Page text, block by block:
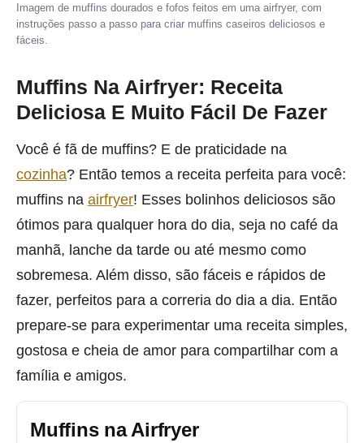
Imagem de muffins dourados e fofos feitos em uma airfryer, com
instruções passo a passo para criar muffins caseiros deliciosos e
fáceis.
Muffins Na Airfryer: Receita
Deliciosa E Muito Fácil De Fazer
Você é fã de muffins? E de praticidade na
cozinha? Então temos a receita perfeita para você:
muffins na airfryer! Esses bolinhos deliciosos são
ótimos para qualquer hora do dia, seja no café da
manhã, lanche da tarde ou até mesmo como
sobremesa. Além disso, são fáceis e rápidos de
fazer, perfeitos para a correria do dia a dia. Então
prepare-se para experimentar uma receita simples,
gostosa e cheia de amor para compartilhar com a
família e amigos.
Muffins na Airfryer